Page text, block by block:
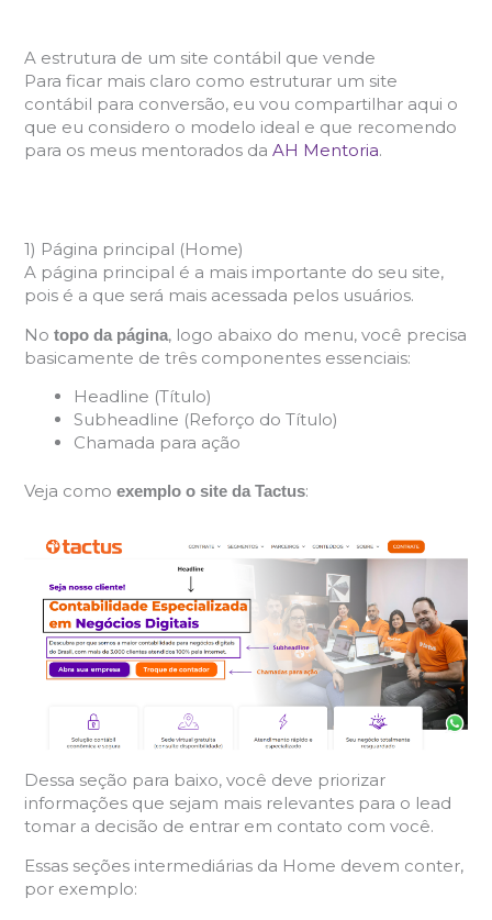
A estrutura de um site contábil que vende
Para ficar mais claro como estruturar um site
contábil para conversão, eu vou compartilhar aqui o
que eu considero o modelo ideal e que recomendo
para os meus mentorados da AH Mentoria.
1) Página principal (Home)
A página principal é a mais importante do seu site,
pois é a que será mais acessada pelos usuários.
No topo da página, logo abaixo do menu, você precisa
basicamente de três componentes essenciais:
Headline (Título)
Subheadline (Reforço do Título)
Chamada para ação
Veja como exemplo o site da Tactus:
Dessa seção para baixo, você deve priorizar
informações que sejam mais relevantes para o lead
tomar a decisão de entrar em contato com você.
Essas seções intermediárias da Home devem conter,
por exemplo: